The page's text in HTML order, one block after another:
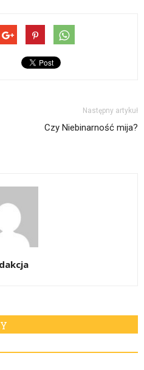
Następny artykuł
Czy Niebinarność mija?